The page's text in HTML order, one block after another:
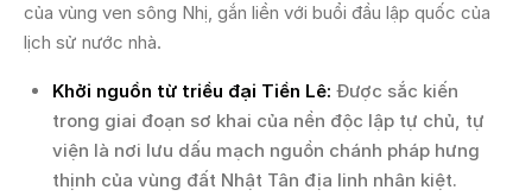
của vùng ven sông Nhị, gắn liền với buổi đầu lập quốc của
lịch sử nước nhà.
Khởi nguồn từ triều đại Tiền Lê: Được sắc kiến
trong giai đoạn sơ khai của nền độc lập tự chủ, tự
viện là nơi lưu dấu mạch nguồn chánh pháp hưng
thịnh của vùng đất Nhật Tân địa linh nhân kiệt.